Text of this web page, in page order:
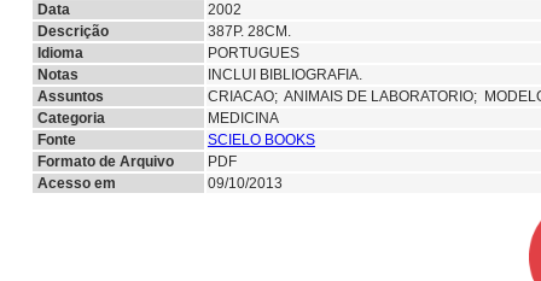
Data
2002
Descrição
387P. 28CM.
Idioma
PORTUGUES
Notas
INCLUI BIBLIOGRAFIA.
Assuntos
CRIACAO; ANIMAIS DE LABORATORIO;
Categoria
MEDICINA
Fonte
SCIELO BOOKS
Formato de Arquivo
PDF
Acesso em
09/10/2013